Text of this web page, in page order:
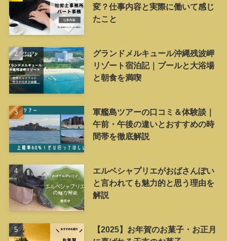
変？仕事内容と実際に働いて感じ
たこと
グランドメルキュール沖縄残波岬
リゾート宿泊記｜プールと大浴場
と朝食を満喫
軍艦島ツアーの口コミ＆体験談｜
午前・午後の違いとおすすめの時
間帯を徹底解説
エルベシャプリエがおばさんぽい
と言われても魅力的と思う理由を
解説
【2025】お年賀のお菓子・お正月